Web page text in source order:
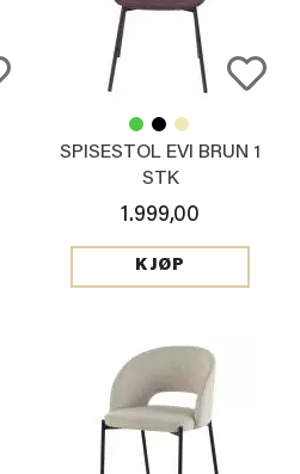
SPISESTOL EVI BRUN 1
STK
1.999,00
KJØP